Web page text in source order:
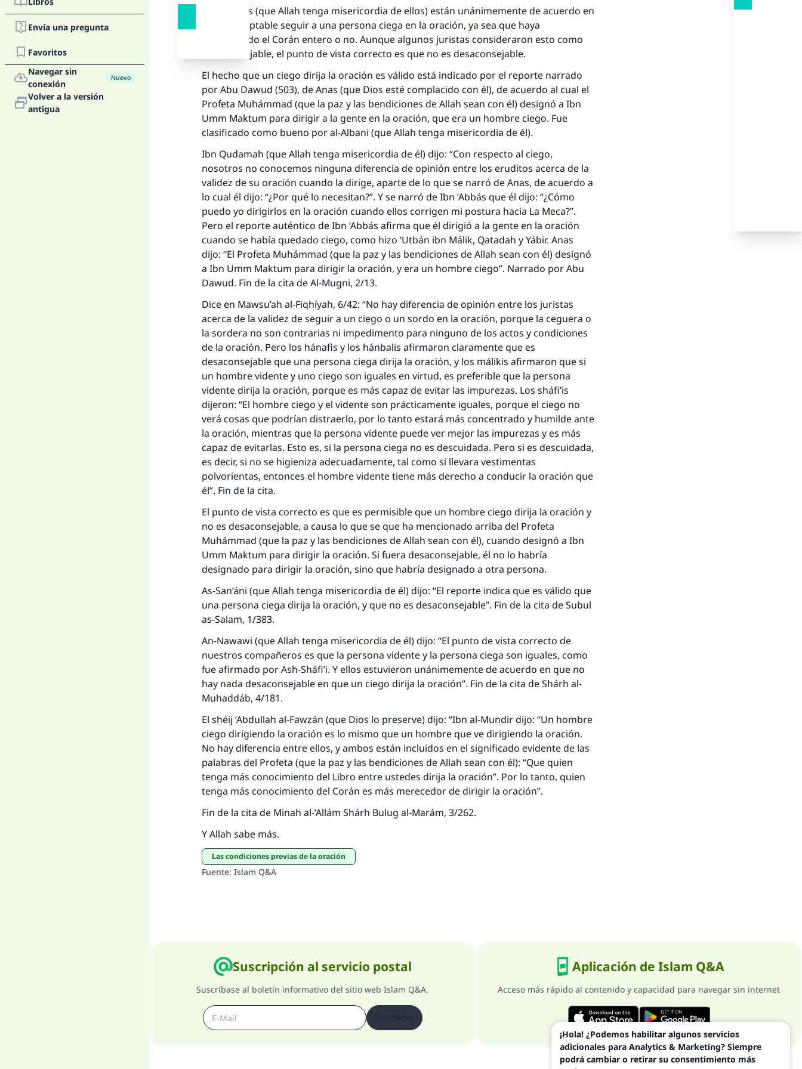
Envía una pregunta
Favoritos
Navegar sin
conexión
Nuevo
Volver a la versión
antigua
Los juristas (que Allah tenga misericordia de ellos) están unánimemente de acuerdo en
que es aceptable seguir a una persona ciega en la oración, ya sea que haya
memorizado el Corán entero o no. Aunque algunos juristas consideraron esto como
desaconsejable, el punto de vista correcto es que no es desaconsejable.
El hecho que un ciego dirija la oración es válido está indicado por el reporte narrado
por Abu Dawud (503), de Anas (que Dios esté complacido con él), de acuerdo al cual el
Profeta Muhámmad (que la paz y las bendiciones de Allah sean con él) designó a Ibn
Umm Maktum para dirigir a la gente en la oración, que era un hombre ciego. Fue
clasificado como bueno por al-Albani (que Allah tenga misericordia de él).
Ibn Qudamah (que Allah tenga misericordia de él) dijo: “Con respecto al ciego,
nosotros no conocemos ninguna diferencia de opinión entre los eruditos acerca de la
validez de su oración cuando la dirige, aparte de lo que se narró de Anas, de acuerdo a
lo cual él dijo: “¿Por qué lo necesitan?”. Y se narró de Ibn ‘Abbás que él dijo: “¿Cómo
puedo yo dirigirlos en la oración cuando ellos corrigen mi postura hacia La Meca?”.
Pero el reporte auténtico de Ibn ‘Abbás afirma que él dirigió a la gente en la oración
cuando se había quedado ciego, como hizo ‘Utbán ibn Málik, Qatadah y Yábir. Anas
dijo: “El Profeta Muhámmad (que la paz y las bendiciones de Allah sean con él) designó
a Ibn Umm Maktum para dirigir la oración, y era un hombre ciego”. Narrado por Abu
Dawud. Fin de la cita de Al-Mugni, 2/13.
Dice en Mawsu’ah al-Fiqhíyah, 6/42: “No hay diferencia de opinión entre los juristas
acerca de la validez de seguir a un ciego o un sordo en la oración, porque la ceguera o
la sordera no son contrarias ni impedimento para ninguno de los actos y condiciones
de la oración. Pero los hánafis y los hánbalis afirmaron claramente que es
desaconsejable que una persona ciega dirija la oración, y los málikis afirmaron que si
un hombre vidente y uno ciego son iguales en virtud, es preferible que la persona
vidente dirija la oración, porque es más capaz de evitar las impurezas. Los sháfi’is
dijeron: “El hombre ciego y el vidente son prácticamente iguales, porque el ciego no
verá cosas que podrían distraerlo, por lo tanto estará más concentrado y humilde ante
la oración, mientras que la persona vidente puede ver mejor las impurezas y es más
capaz de evitarlas. Esto es, si la persona ciega no es descuidada. Pero si es descuidada,
es decir, si no se higieniza adecuadamente, tal como si llevara vestimentas
polvorientas, entonces el hombre vidente tiene más derecho a conducir la oración que
él”. Fin de la cita.
El punto de vista correcto es que es permisible que un hombre ciego dirija la oración y
no es desaconsejable, a causa lo que se que ha mencionado arriba del Profeta
Muhámmad (que la paz y las bendiciones de Allah sean con él), cuando designó a Ibn
Umm Maktum para dirigir la oración. Si fuera desaconsejable, él no lo habría
designado para dirigir la oración, sino que habría designado a otra persona.
As-San’áni (que Allah tenga misericordia de él) dijo: “El reporte indica que es válido que
una persona ciega dirija la oración, y que no es desaconsejable”. Fin de la cita de Subul
as-Salam, 1/383.
An-Nawawi (que Allah tenga misericordia de él) dijo: “El punto de vista correcto de
nuestros compañeros es que la persona vidente y la persona ciega son iguales, como
fue afirmado por Ash-Sháfi’i. Y ellos estuvieron unánimemente de acuerdo en que no
hay nada desaconsejable en que un ciego dirija la oración”. Fin de la cita de Shárh al-
Muhaddáb, 4/181.
El shéij ‘Abdullah al-Fawzán (que Dios lo preserve) dijo: “Ibn al-Mundir dijo: “Un hombre
ciego dirigiendo la oración es lo mismo que un hombre que ve dirigiendo la oración.
No hay diferencia entre ellos, y ambos están incluidos en el significado evidente de las
palabras del Profeta (que la paz y las bendiciones de Allah sean con él): “Que quien
tenga más conocimiento del Libro entre ustedes dirija la oración”. Por lo tanto, quien
tenga más conocimiento del Corán es más merecedor de dirigir la oración”.
Fin de la cita de Minah al-‘Allám Shárh Bulug al-Marám, 3/262.
Y Allah sabe más.
Las condiciones previas de la oración
Fuente: Islam Q&A
Suscripción al servicio postal
Suscríbase al boletín informativo del sitio web Islam Q&A.
Aplicación de Islam Q&A
Acceso más rápido al contenido y capacidad para navegar sin internet
La respuesta no. 110845 salvó un matrimonio.
Desde la Q hasta la A, su contribución ayuda a IslamQA.
Profeta ﷺ dijo:
"Una persona que orienta a otros a hacer el bien obtendrá la
misma recompensa que aquellos que lo realicen."
(MUSLIM, 1893)
Contribuir
¡Hola! ¿Podemos habilitar algunos servicios
adicionales para Analytics & Marketing? Siempre
podrá cambiar o retirar su consentimiento más